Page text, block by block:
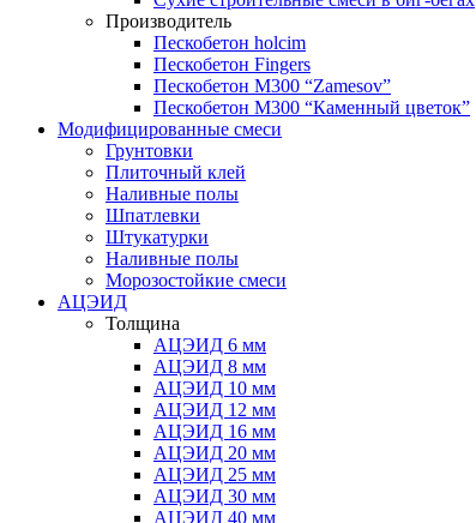
Производитель
Пескобетон holcim
Пескобетон Fingers
Пескобетон М300 “Zamesov”
Пескобетон М300 “Каменный цветок”
Модифицированные смеси
Грунтовки
Плиточный клей
Наливные полы
Шпатлевки
Штукатурки
Наливные полы
Морозостойкие смеси
АЦЭИД
Толщина
АЦЭИД 6 мм
АЦЭИД 8 мм
АЦЭИД 10 мм
АЦЭИД 12 мм
АЦЭИД 16 мм
АЦЭИД 20 мм
АЦЭИД 25 мм
АЦЭИД 30 мм
АЦЭИД 40 мм